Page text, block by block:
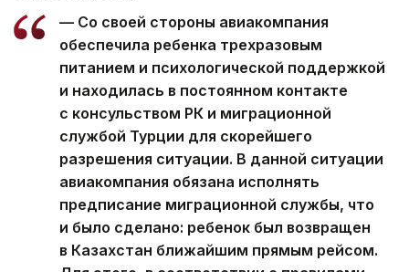
— Со своей стороны авиакомпания
обеспечила ребенка трехразовым
питанием и психологической поддержкой
и находилась в постоянном контакте
с консульством РК и миграционной
службой Турции для скорейшего
разрешения ситуации. В данной ситуации
авиакомпания обязана исполнять
предписание миграционной службы, что
и было сделано: ребенок был возвращен
в Казахстан ближайшим прямым рейсом.